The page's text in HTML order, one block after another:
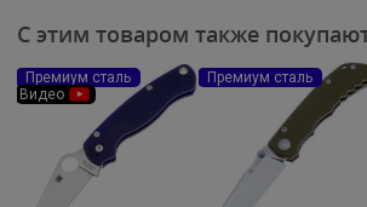
С этим товаром также
Премиум сталь
Видео
Премиум сталь